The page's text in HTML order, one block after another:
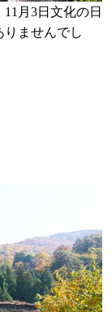
月3日文化の日
ませんでし